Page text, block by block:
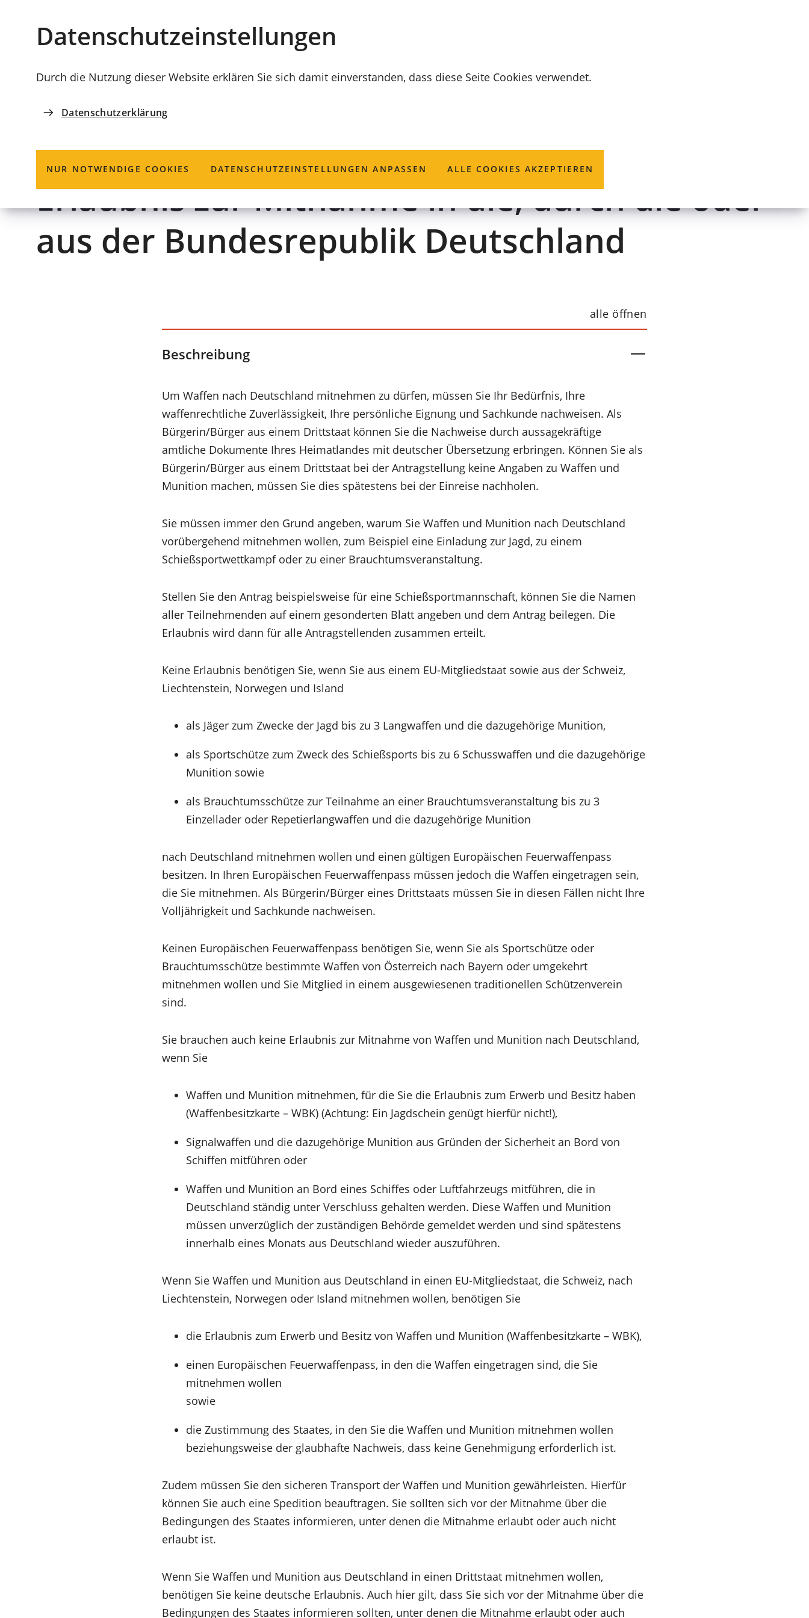
Datenschutz­einstellungen
Durch die Nutzung dieser Website erklären Sie sich damit einverstanden, dass diese Seite Cookies verwendet.
Datenschutzerklärung
NUR NOTWENDIGE COOKIES DATENSCHUTZ­EINSTELLUNGEN ANPASSEN ALLE COOKIES AKZEPTIEREN
Coburg
STADT COBURG
Waffen und Munition; Beantragung einer
Erlaubnis zur Mitnahme in die, durch die oder
aus der Bundesrepublik Deutschland
alle öffnen
Beschreibung
Um Waffen nach Deutschland mitnehmen zu dürfen, müssen Sie Ihr Bedürfnis, Ihre
waffenrechtliche Zuverlässigkeit, Ihre persönliche Eignung und Sachkunde nachweisen. Als
Bürgerin/Bürger aus einem Drittstaat können Sie die Nachweise durch aussagekräftige
amtliche Dokumente Ihres Heimatlandes mit deutscher Übersetzung erbringen. Können Sie als
Bürgerin/Bürger aus einem Drittstaat bei der Antragstellung keine Angaben zu Waffen und
Munition machen, müssen Sie dies spätestens bei der Einreise nachholen.
Sie müssen immer den Grund angeben, warum Sie Waffen und Munition nach Deutschland
vorübergehend mitnehmen wollen, zum Beispiel eine Einladung zur Jagd, zu einem
Schießsportwettkampf oder zu einer Brauchtumsveranstaltung.
Stellen Sie den Antrag beispielsweise für eine Schießsportmannschaft, können Sie die Namen
aller Teilnehmenden auf einem gesonderten Blatt angeben und dem Antrag beilegen. Die
Erlaubnis wird dann für alle Antragstellenden zusammen erteilt.
Keine Erlaubnis benötigen Sie, wenn Sie aus einem EU-Mitgliedstaat sowie aus der Schweiz,
Liechtenstein, Norwegen und Island
als Jäger zum Zwecke der Jagd bis zu 3 Langwaffen und die dazugehörige Munition,
als Sportschütze zum Zweck des Schießsports bis zu 6 Schusswaffen und die dazugehörige
Munition sowie
als Brauchtumsschütze zur Teilnahme an einer Brauchtumsveranstaltung bis zu 3
Einzellader oder Repetierlangwaffen und die dazugehörige Munition
nach Deutschland mitnehmen wollen und einen gültigen Europäischen Feuerwaffenpass
besitzen. In Ihren Europäischen Feuerwaffenpass müssen jedoch die Waffen eingetragen sein,
die Sie mitnehmen. Als Bürgerin/Bürger eines Drittstaats müssen Sie in diesen Fällen nicht Ihre
Volljährigkeit und Sachkunde nachweisen.
Keinen Europäischen Feuerwaffenpass benötigen Sie, wenn Sie als Sportschütze oder
Brauchtumsschütze bestimmte Waffen von Österreich nach Bayern oder umgekehrt
mitnehmen wollen und Sie Mitglied in einem ausgewiesenen traditionellen Schützenverein
sind.
Sie brauchen auch keine Erlaubnis zur Mitnahme von Waffen und Munition nach Deutschland,
wenn Sie
Waffen und Munition mitnehmen, für die Sie die Erlaubnis zum Erwerb und Besitz haben
(Waffenbesitzkarte – WBK) (Achtung: Ein Jagdschein genügt hierfür nicht!),
Signalwaffen und die dazugehörige Munition aus Gründen der Sicherheit an Bord von
Schiffen mitführen oder
Waffen und Munition an Bord eines Schiffes oder Luftfahrzeugs mitführen, die in
Deutschland ständig unter Verschluss gehalten werden. Diese Waffen und Munition
müssen unverzüglich der zuständigen Behörde gemeldet werden und sind spätestens
innerhalb eines Monats aus Deutschland wieder auszuführen.
Wenn Sie Waffen und Munition aus Deutschland in einen EU-Mitgliedstaat, die Schweiz, nach
Liechtenstein, Norwegen oder Island mitnehmen wollen, benötigen Sie
die Erlaubnis zum Erwerb und Besitz von Waffen und Munition (Waffenbesitzkarte – WBK),
einen Europäischen Feuerwaffenpass, in den die Waffen eingetragen sind, die Sie
mitnehmen wollen
sowie
die Zustimmung des Staates, in den Sie die Waffen und Munition mitnehmen wollen
beziehungsweise der glaubhafte Nachweis, dass keine Genehmigung erforderlich ist.
Zudem müssen Sie den sicheren Transport der Waffen und Munition gewährleisten. Hierfür
können Sie auch eine Spedition beauftragen. Sie sollten sich vor der Mitnahme über die
Bedingungen des Staates informieren, unter denen die Mitnahme erlaubt oder auch nicht
erlaubt ist.
Wenn Sie Waffen und Munition aus Deutschland in einen Drittstaat mitnehmen wollen,
benötigen Sie keine deutsche Erlaubnis. Auch hier gilt, dass Sie sich vor der Mitnahme über die
Bedingungen des Staates informieren sollten, unter denen die Mitnahme erlaubt oder auch